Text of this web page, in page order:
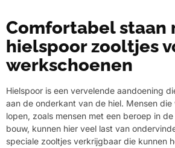
Comfortabel staan
hielspoor zooltjes
werkschoenen
Hielspoor is een vervelende aandoening
aan de onderkant van de hiel. Mensen
lopen, zoals mensen met een beroep in
bouw, kunnen hier veel last van
speciale zooltjes verkrijgbaar die kunnen